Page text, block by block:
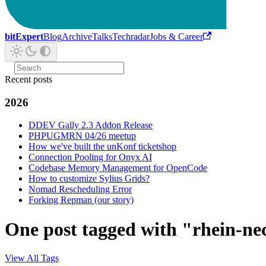
bitExpertBlogArchiveTalksTechradarJobs & Career
Recent posts
2026
DDEV Gally 2.3 Addon Release
PHPUGMRN 04/26 meetup
How we've built the unKonf ticketshop
Connection Pooling for Onyx AI
Codebase Memory Management for OpenCode
How to customize Sylius Grids?
Nomad Rescheduling Error
Forking Repman (our story)
One post tagged with "rhein-
View All Tags